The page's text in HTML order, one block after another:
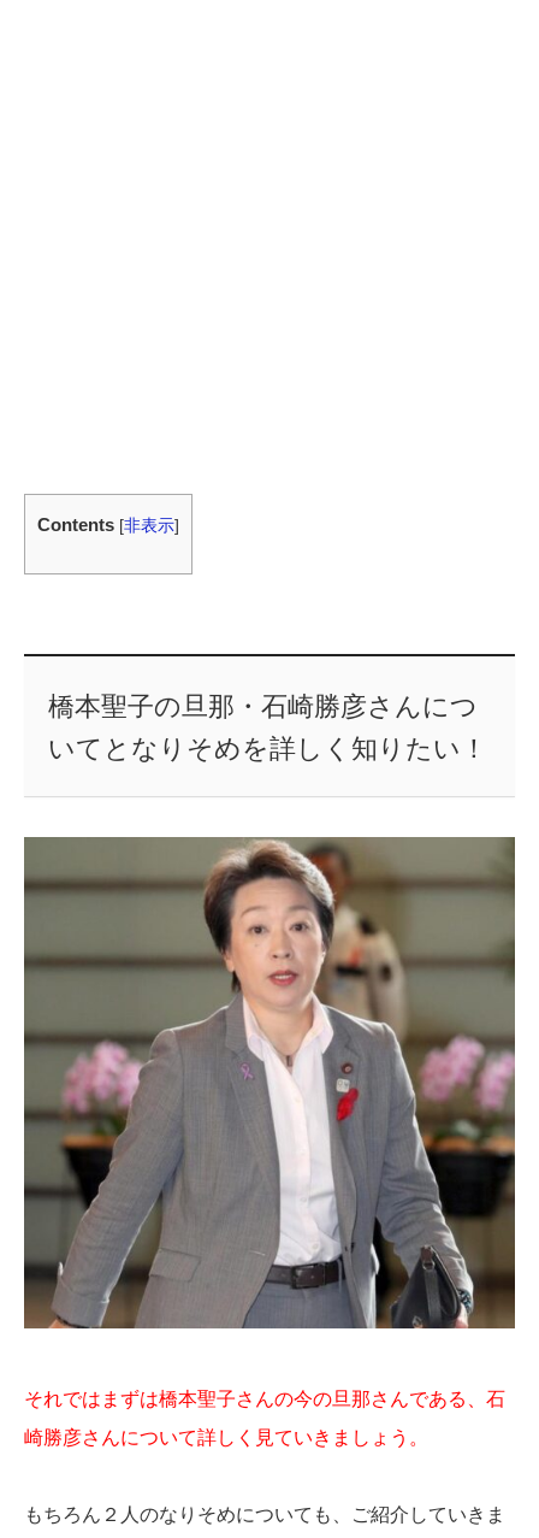
Contents [非表示]
橋本聖子の旦那・石崎勝彦さんにつ
いてとなりそめを詳しく知りたい！
それではまずは橋本聖子さんの今の旦那さんである、石
崎勝彦さんについて詳しく見ていきましょう。
もちろん２人のなりそめについても、ご紹介していきま